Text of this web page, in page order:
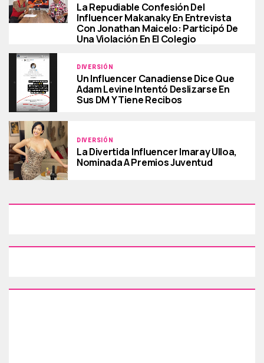
La Repudiable Confesión Del
Influencer Makanaky En Entrevista
Con Jonathan Maicelo: Participó De
Una Violación En El Colegio
DIVERSIÓN
Un Influencer Canadiense Dice Que
Adam Levine Intentó Deslizarse En
Sus DM Y Tiene Recibos
DIVERSIÓN
La Divertida Influencer Imaray Ulloa,
Nominada A Premios Juventud